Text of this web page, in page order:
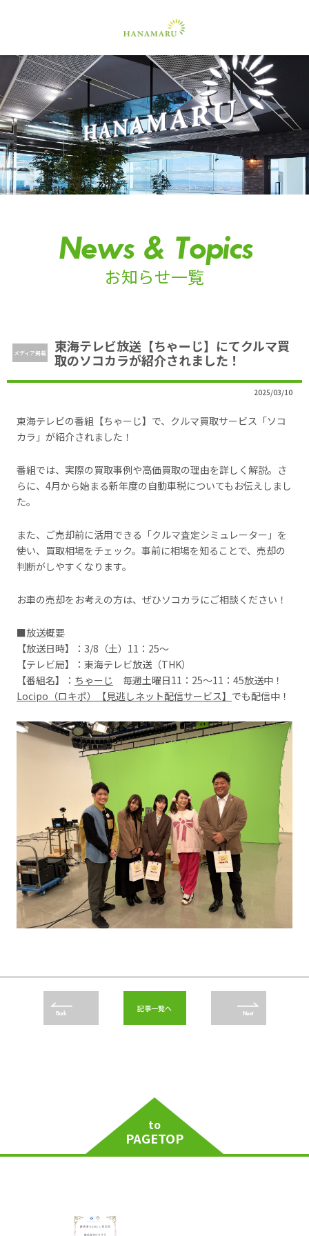
News & Topics
お知らせ一覧
メディア掲載
東海テレビ放送【ちゃーじ】にてクルマ買
取のソコカラが紹介されました！
2025/03/10
東海テレビの番組【ちゃーじ】で、クルマ買取サービス「ソコ
カラ」が紹介されました！
番組では、実際の買取事例や高価買取の理由を詳しく解説。さ
らに、4月から始まる新年度の自動車税についてもお伝えしまし
た。
また、ご売却前に活用できる「クルマ査定シミュレーター」を
使い、買取相場をチェック。事前に相場を知ることで、売却の
判断がしやすくなります。
お車の売却をお考えの方は、ぜひソコカラにご相談ください！
■放送概要
【放送日時】：3/8（土）11：25～
【テレビ局】：東海テレビ放送（THK）
【番組名】： ちゃーじ 毎週土曜日11：25〜11：45放送中！
Locipo（ロキポ）【見逃しネット配信サービス】 でも配信中！
Back 記事一覧へ Next
to
PAGETOP